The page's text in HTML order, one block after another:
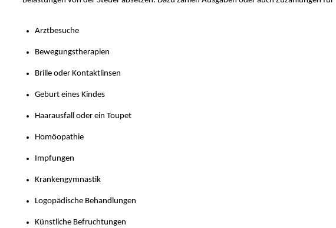
Arztbesuche
Bewegungstherapien
Brille oder Kontaktlinsen
Geburt eines Kindes
Haarausfall oder ein Toupet
Homöopathie
Impfungen
Krankengymnastik
Logopädische Behandlungen
Künstliche Befruchtungen